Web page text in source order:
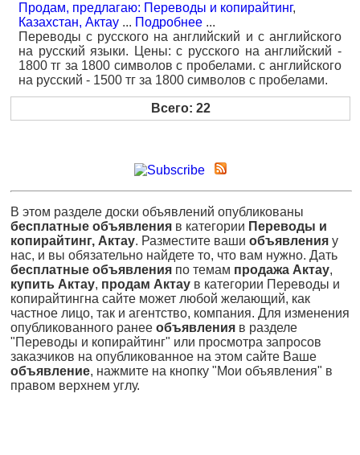
Продам, предлагаю: Переводы и копирайтинг,
Казахстан, Актау ... Подробнее ...
Переводы с русского на английский и с английского
на русский языки. Цены: с русского на английский -
1800 тг за 1800 символов с пробелами. с английского
на русский - 1500 тг за 1800 символов с пробелами.
Всего: 22
В этом разделе доски объявлений опубликованы
бесплатные объявления в категории Переводы и
копирайтинг, Актау. Разместите ваши объявления у
нас, и вы обязательно найдете то, что вам нужно. Дать
бесплатные объявления по темам продажа Актау,
купить Актау, продам Актау в категории Переводы и
копирайтингна сайте может любой желающий, как
частное лицо, так и агентство, компания. Для изменения
опубликованного ранее объявления в разделе
"Переводы и копирайтинг" или просмотра запросов
заказчиков на опубликованное на этом сайте Ваше
объявление, нажмите на кнопку "Мои объявления" в
правом верхнем углу.